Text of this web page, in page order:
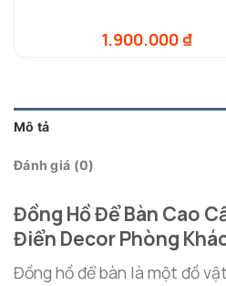
1.900.000₫
Mô tả
Đánh giá (0)
Đồng Hồ Để Bàn Cao
Điển Decor Phòng
Đồng hồ để bàn là một đồ